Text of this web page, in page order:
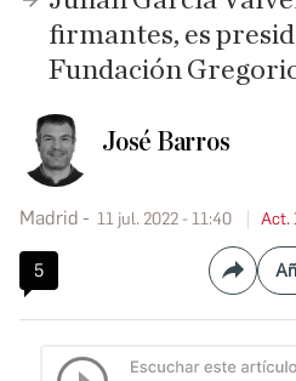
firmantes, es
Fundación
José Barros
Madrid 11 jul. 2022 - 11:40 Act.
5